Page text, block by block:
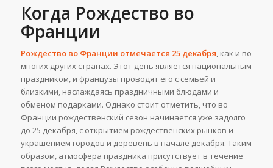
Когда Рождество во
Франции
Рождество во Франции отмечается 25 декабря, как и во
многих других странах. Этот день является национальным
праздником, и французы проводят его с семьей и
близкими, наслаждаясь праздничными блюдами и
обменом подарками. Однако стоит отметить, что во
Франции рождественский сезон начинается уже задолго
до 25 декабря, с открытием рождественских рынков и
украшением городов и деревень в начале декабря. Таким
образом, атмосфера праздника присутствует в течение